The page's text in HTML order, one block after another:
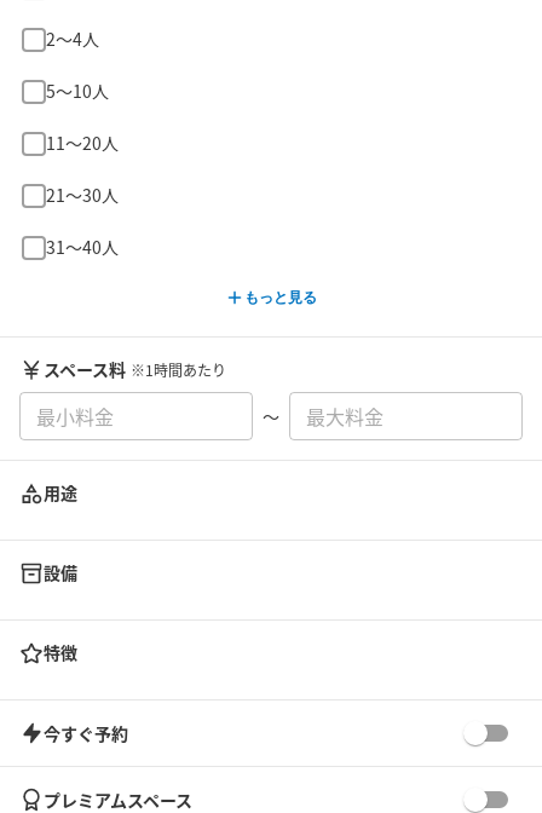
2〜4人
5〜10人
11〜20人
21〜30人
31〜40人
もっと見る
スペース料 ※1時間あたり
〜
用途
設備
特徴
今すぐ予約
プレミアムスペース